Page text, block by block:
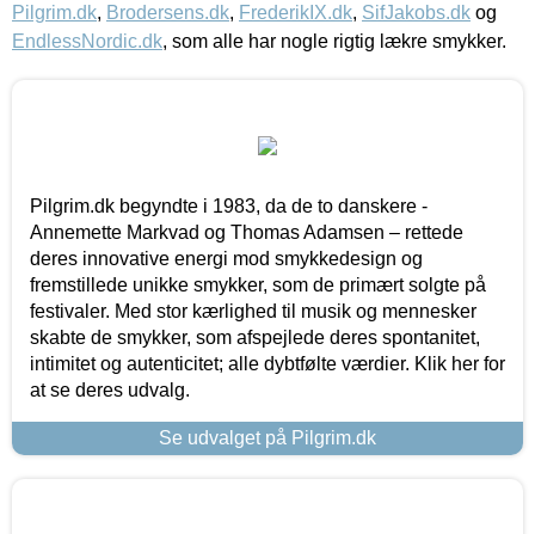
Pilgrim.dk, Brodersens.dk, FrederikIX.dk, SifJakobs.dk og
EndlessNordic.dk, som alle har nogle rigtig lækre smykker.
Pilgrim.dk begyndte i 1983, da de to danskere -
Annemette Markvad og Thomas Adamsen – rettede
deres innovative energi mod smykkedesign og
fremstillede unikke smykker, som de primært solgte på
festivaler. Med stor kærlighed til musik og mennesker
skabte de smykker, som afspejlede deres spontanitet,
intimitet og autenticitet; alle dybtfølte værdier. Klik her for
at se deres udvalg.
Se udvalget på Pilgrim.dk